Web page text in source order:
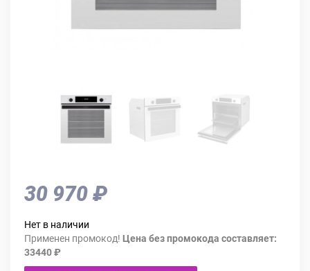
30 970 ₽
Нет в наличии
Применен промокод! Цена без промокода составляет:
33440 ₽